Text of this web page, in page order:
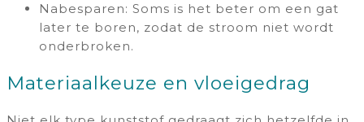
Nabesparen: Soms is het beter om een gat
later te boren, zodat de stroom niet wordt
onderbroken.
Materiaalkeuze en vloeigedrag